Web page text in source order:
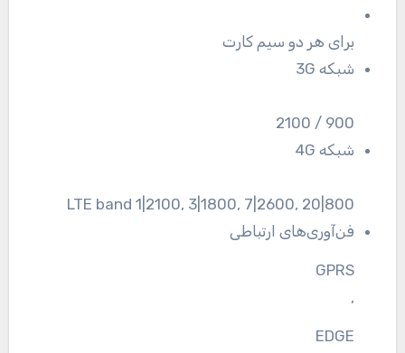
برای هر دو سیم کارت
شبکه 3G
900 / 2100
شبکه 4G
LTE band 1|2100, 3|1800, 7|2600, 20|800
فن‌آوری‌های ارتباطی
GPRS
,
EDGE